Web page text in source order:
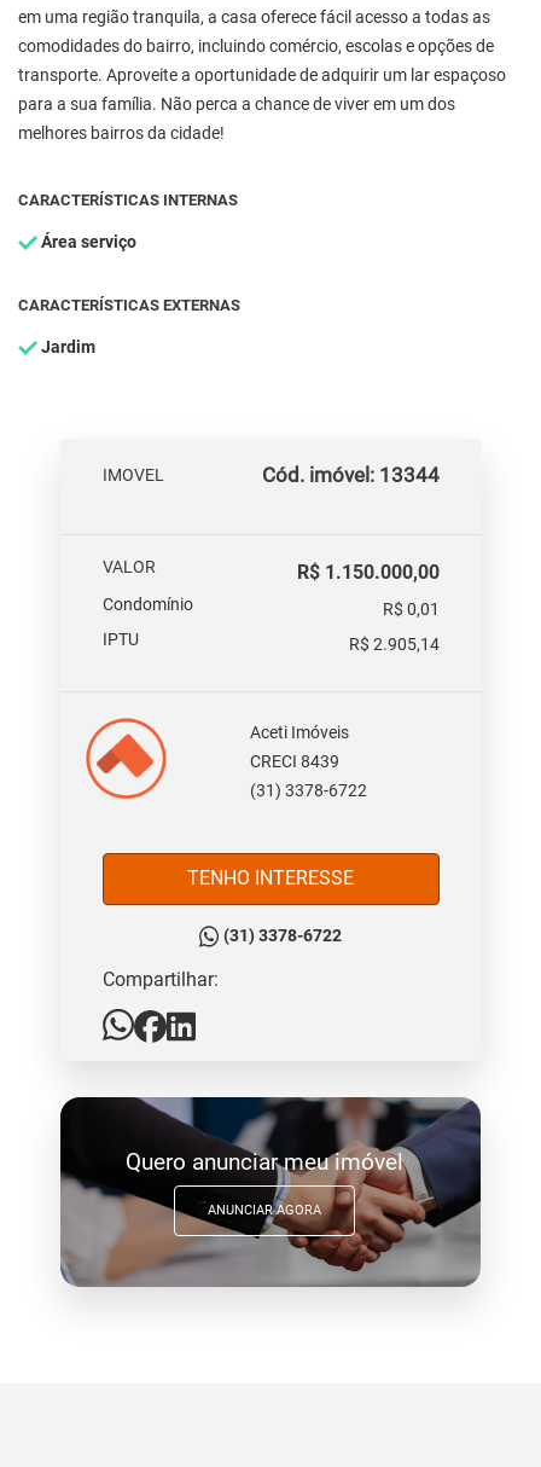
em uma região tranquila, a casa oferece fácil acesso a todas as
comodidades do bairro, incluindo comércio, escolas e opções de
transporte. Aproveite a oportunidade de adquirir um lar espaçoso
para a sua família. Não perca a chance de viver em um dos
melhores bairros da cidade!
CARACTERÍSTICAS INTERNAS
Área serviço
CARACTERÍSTICAS EXTERNAS
Jardim
IMOVEL Cód. imóvel: 13344
VALOR R$ 1.150.000,00
Condomínio
R$ 0,01
IPTU
R$ 2.905,14
Aceti Imóveis
CRECI 8439
(31) 3378-6722
TENHO INTERESSE
(31) 3378-6722
Compartilhar:
Quero anunciar meu imóvel
ANUNCIAR AGORA